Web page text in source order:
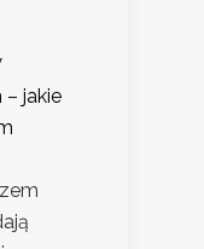
jakie